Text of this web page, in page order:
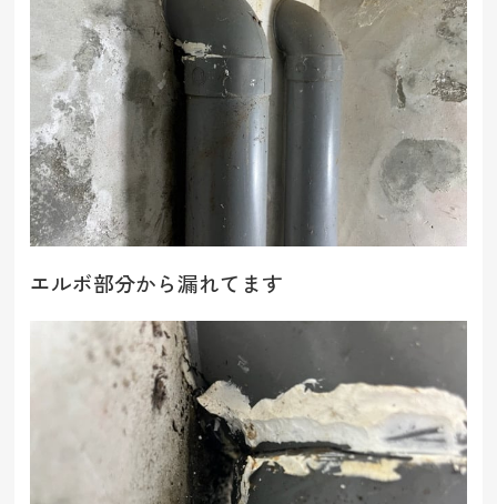
エルボ部分から漏れてます